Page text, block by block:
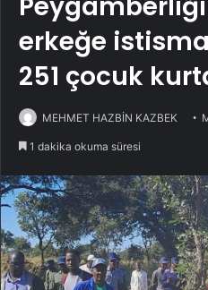
erkeğe
251 çocuk
MEHMET HAZBİN KAZBEK
1 dakika okuma süresi